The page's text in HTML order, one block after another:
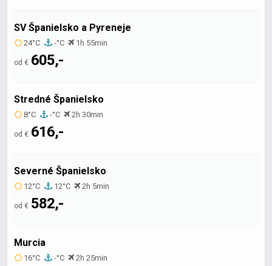
SV Španielsko a Pyreneje
24°C -°C 1h 55min
od € 605,-
Stredné Španielsko
8°C -°C 2h 30min
od € 616,-
Severné Španielsko
12°C 12°C 2h 5min
od € 582,-
Murcia
16°C -°C 2h 25min